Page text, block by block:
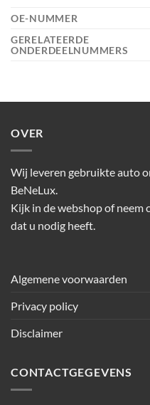
OE-NUMMER
GERELATEERDE
ONDERDEELNUMMERS
OVER
Wij leveren gebruikte auto
BeNeLux.
Kijk in de webshop of
dat u nodig heeft.
Algemene voorwaarden
Privacy policy
Disclaimer
CONTACTGEGEVENS